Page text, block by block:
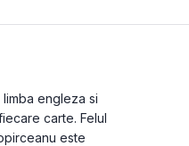
engleza si
carte. Felul
este